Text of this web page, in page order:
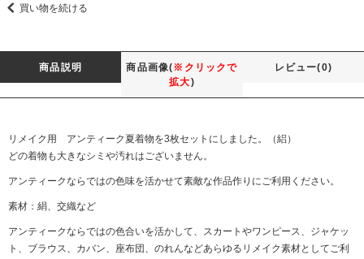
買い物を続ける
商品説明 商品画像(※クリックで
拡大)
レビュー(0)
リメイク用 アンティーク夏着物を3枚セットにしました。（絽）
どの着物も大きなシミや汚れはございません。
アンティークならではの色味を活かせて素敵な作品作りにご利用ください。
素材：絹、交織など
アンティークならではの色合いを活かして、スカートやワンピース、ジャケッ
ト、ブラウス、カバン、座布団、のれんなどあらゆるリメイク素材としてご利